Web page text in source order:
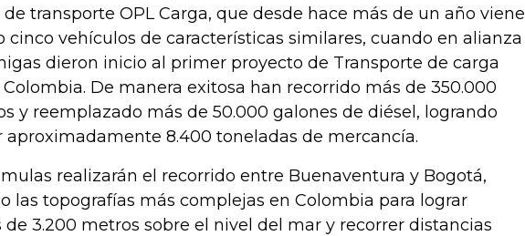
transporte OPL Carga, que desde hace más de un año viene
cinco vehículos de características similares, cuando en alianza
dieron inicio al primer proyecto de Transporte de carga
De manera exitosa han recorrido más de 350.000
y reemplazado más de 50.000 galones de diésel, logrando
aproximadamente 8.400 toneladas de mercancía.
realizarán el recorrido entre Buenaventura y Bogotá,
las topografías más complejas en Colombia para lograr
de 3.200 metros sobre el nivel del mar y recorrer distancias